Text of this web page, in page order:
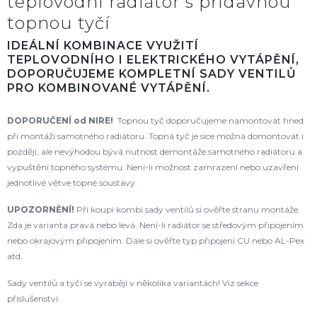
topnou tyčí
IDEÁLNÍ KOMBINACE VYUŽITÍ
TEPLOVODNÍHO I ELEKTRICKÉHO VYTÁPĚNÍ,
DOPORUČUJEME KOMPLETNÍ SADY VENTILŮ
PRO KOMBINOVANÉ VYTÁPĚNÍ.
DOPORUČENÍ od NIRE! Topnou tyč doporučujeme namontovat hned
při montáži samotného radiátoru. Topná tyč je sice možná domontovat i
později, ale nevýhodou bývá nutnost demontáže samotného radiátoru a
vypuštění topného systému. Není-li možnost zamrazení nebo uzavření
jednotlivé větve topné soustavy.
UPOZORNĚNÍ! Při koupi kombi sady ventilů si ověřte stranu montáže.
Zda je varianta pravá nebo levá. Není-li radiátor se středovým připojením
nebo okrajovým připojením. Dále si ověřte typ připojení CU nebo AL-Pex
atd.
Sady ventilů a tyčí se vyrábějí v několika variantách! Viz sekce
příslušenství.